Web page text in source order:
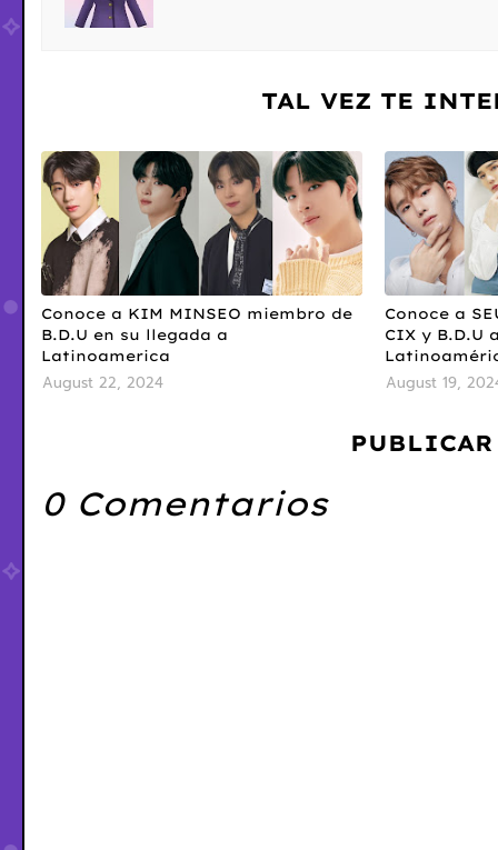
TAL VEZ TE
Conoce a KIM MINSEO miembro de
B.D.U en su llegada a
Latinoamerica
August 22, 2024
Conoce a
CIX y B.D.U
August 19,
0 Comentarios